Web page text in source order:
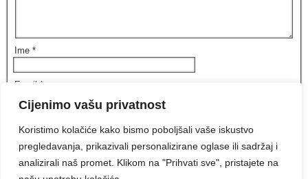
Cijenimo vašu privatnost
Koristimo kolačiće kako bismo poboljšali vaše iskustvo
pregledavanja, prikazivali personalizirane oglase ili sadržaj i
analizirali naš promet. Klikom na "Prihvati sve", pristajete na
Ime *
Email *
Sačuvaj moje ime, email i web stranicu u ovom browseru za
buduće komentare.